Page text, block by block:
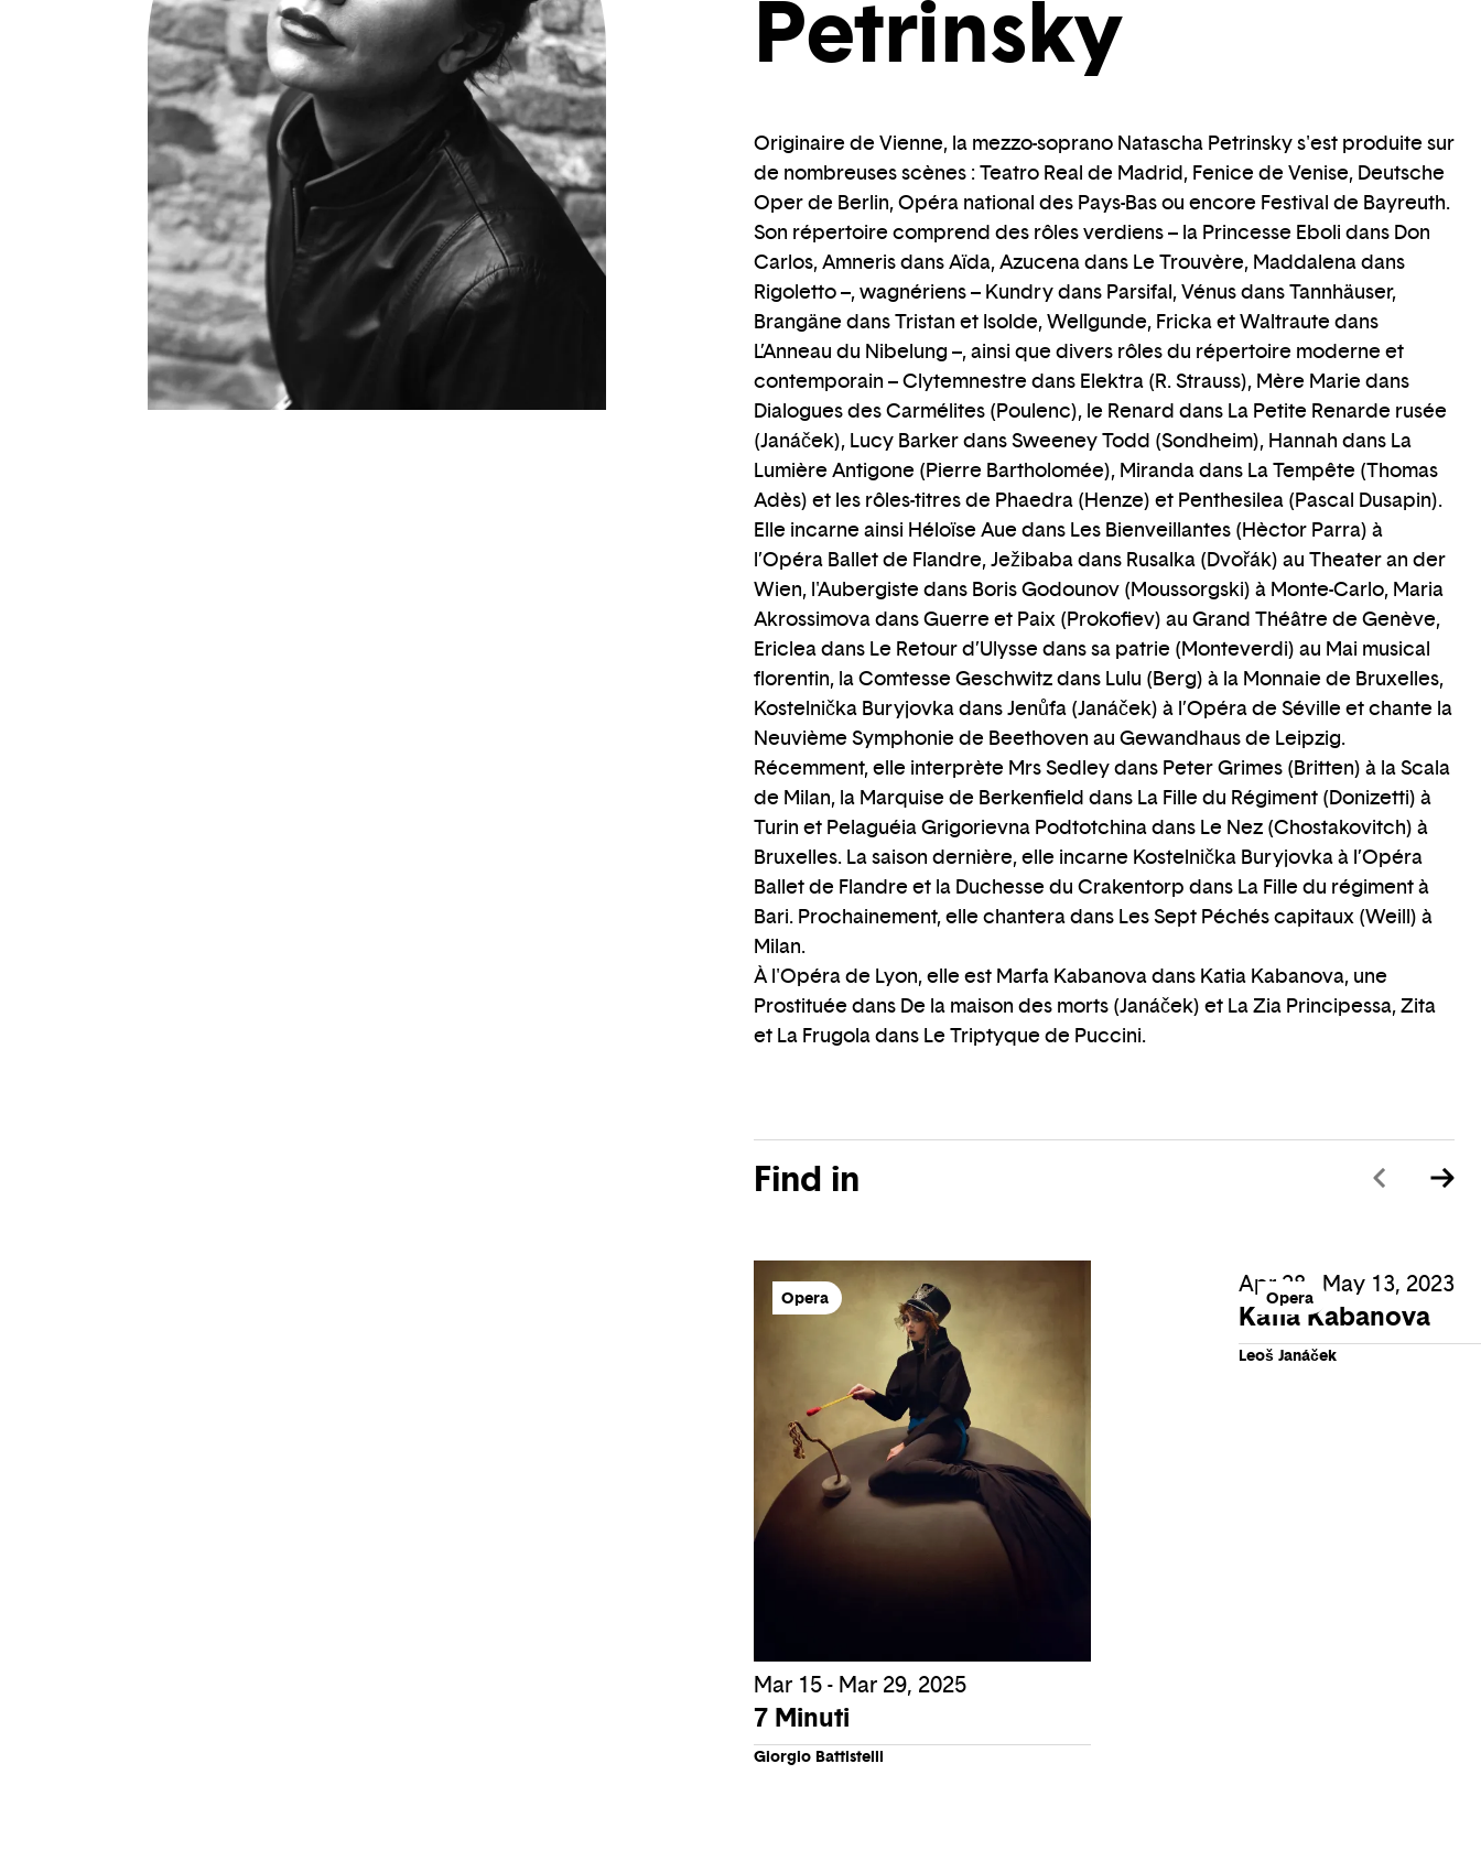
Petrinsky
Originaire de Vienne, la mezzo-soprano Natascha Petrinsky s'est produite sur
de nombreuses scènes : Teatro Real de Madrid, Fenice de Venise, Deutsche
Oper de Berlin, Opéra national des Pays-Bas ou encore Festival de Bayreuth.
Son répertoire comprend des rôles verdiens – la Princesse Eboli dans Don
Carlos, Amneris dans Aïda, Azucena dans Le Trouvère, Maddalena dans
Rigoletto –, wagnériens – Kundry dans Parsifal, Vénus dans Tannhäuser,
Brangäne dans Tristan et Isolde, Wellgunde, Fricka et Waltraute dans
L’Anneau du Nibelung –, ainsi que divers rôles du répertoire moderne et
contemporain – Clytemnestre dans Elektra (R. Strauss), Mère Marie dans
Dialogues des Carmélites (Poulenc), le Renard dans La Petite Renarde rusée
(Janáček), Lucy Barker dans Sweeney Todd (Sondheim), Hannah dans La
Lumière Antigone (Pierre Bartholomée), Miranda dans La Tempête (Thomas
Adès) et les rôles-titres de Phaedra (Henze) et Penthesilea (Pascal Dusapin).
Elle incarne ainsi Héloïse Aue dans Les Bienveillantes (Hèctor Parra) à
l’Opéra Ballet de Flandre, Ježibaba dans Rusalka (Dvořák) au Theater an der
Wien, l'Aubergiste dans Boris Godounov (Moussorgski) à Monte-Carlo, Maria
Akrossimova dans Guerre et Paix (Prokofiev) au Grand Théâtre de Genève,
Ericlea dans Le Retour d’Ulysse dans sa patrie (Monteverdi) au Mai musical
florentin, la Comtesse Geschwitz dans Lulu (Berg) à la Monnaie de Bruxelles,
Kostelnička Buryjovka dans Jenůfa (Janáček) à l’Opéra de Séville et chante la
Neuvième Symphonie de Beethoven au Gewandhaus de Leipzig.
Récemment, elle interprète Mrs Sedley dans Peter Grimes (Britten) à la Scala
de Milan, la Marquise de Berkenfield dans La Fille du Régiment (Donizetti) à
Turin et Pelaguéia Grigorievna Podtotchina dans Le Nez (Chostakovitch) à
Bruxelles. La saison dernière, elle incarne Kostelnička Buryjovka à l’Opéra
Ballet de Flandre et la Duchesse du Crakentorp dans La Fille du régiment à
Bari. Prochainement, elle chantera dans Les Sept Péchés capitaux (Weill) à
Milan.
À l'Opéra de Lyon, elle est Marfa Kabanova dans Katia Kabanova, une
Prostituée dans De la maison des morts (Janáček) et La Zia Principessa, Zita
et La Frugola dans Le Triptyque de Puccini.
Find in
Opera
Mar 15 - Mar 29, 2025
7 Minuti
Giorgio Battistelli
Opera
Apr 28 - May 13, 2023
Katia Kabanova
Leoš Janáček